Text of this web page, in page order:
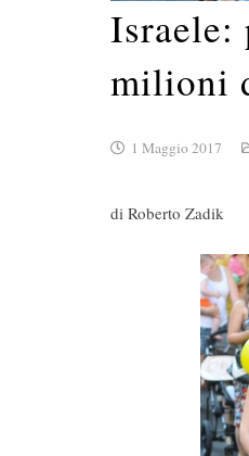
Israele:
milioni
1 Maggio 2017
di Roberto Zadik